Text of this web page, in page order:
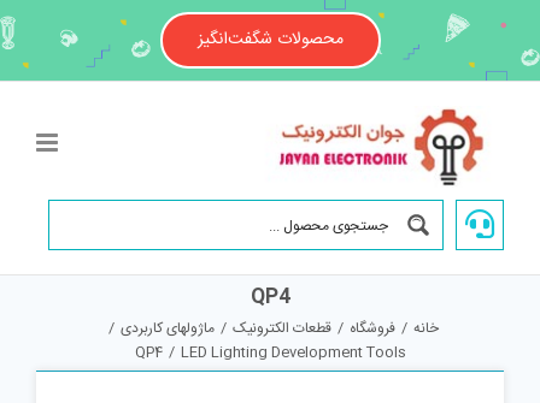
content
محصولات شگفت‌انگیز
QP4
خانه / فروشگاه / قطعات الکترونیک / ماژولهای کاربردی /
LED Lighting Development Tools
/
QP4